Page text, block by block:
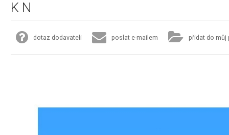
K N
dotaz dodavateli poslat e-mailem přidat do můj